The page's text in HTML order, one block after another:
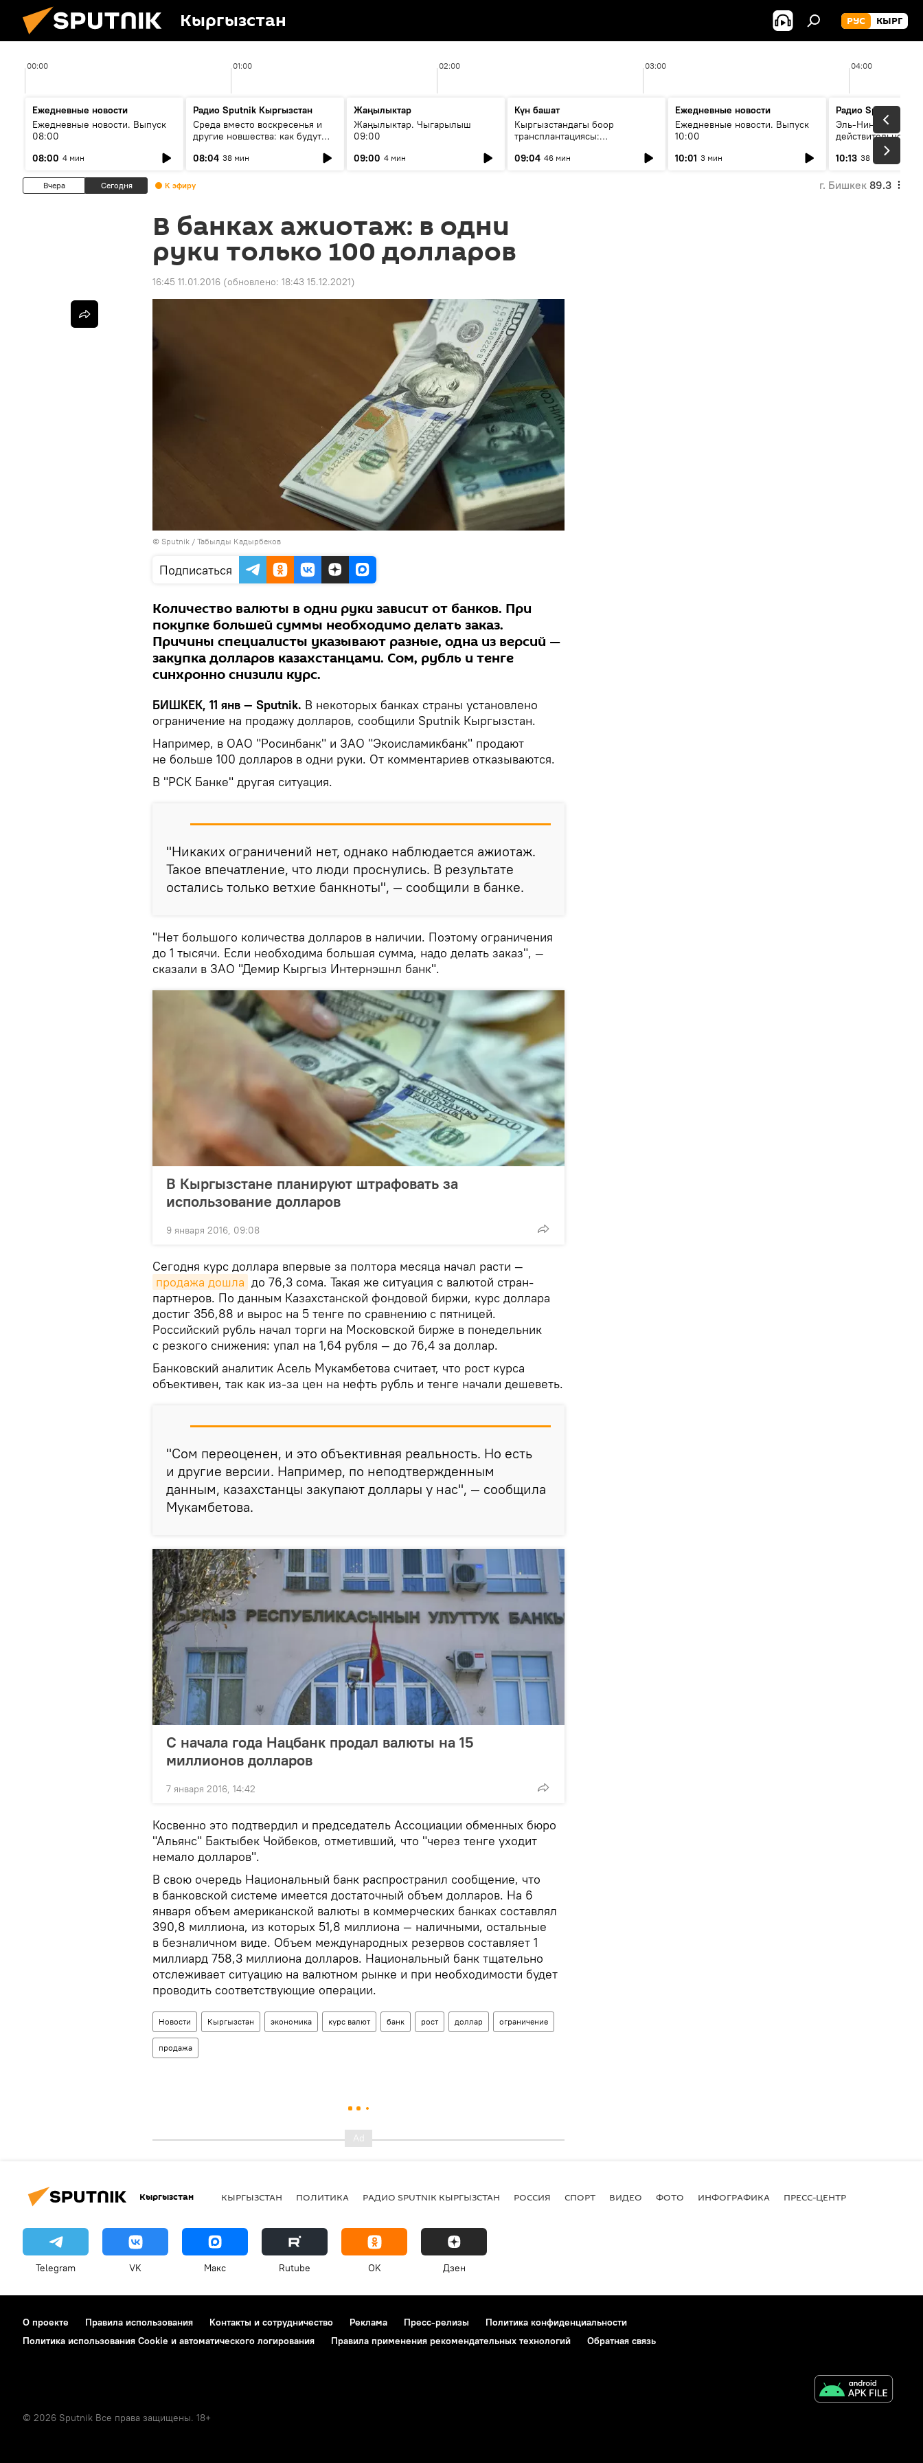
Кыргызстан РУС КЫРГ
00:00 01:00 02:00 03:00 04:00
Ежедневные новости
Ежедневные новости. Выпуск
08:00
08:00 4 мин
Радио Sputnik Кыргызстан
Среда вместо воскресенья и
другие новшества: как будут
08:04 38 мин
Жаңылыктар
Жаңылыктар. Чыгарылыш
09:00
09:00 4 мин
Күн башат
Кыргызстандагы боор
трансплантациясы:
келечеги
09:04 46 мин
Ежедневные новости
Ежедневные новости. Выпуск
10:00
10:01 3 мин
Радио Sputnik
Эль-Ниньо, жара и
действительно
погоду в
10:13 38 мин
Вчера Сегодня К эфиру г. Бишкек 89.3
В банках ажиотаж: в одни
руки только 100 долларов
16:45 11.01.2016 (обновлено: 18:43 15.12.2021)
© Sputnik / Табылды Кадырбеков
Подписаться
Количество валюты в одни руки зависит от банков. При
покупке большей суммы необходимо делать заказ.
Причины специалисты указывают разные, одна из версий —
закупка долларов казахстанцами. Сом, рубль и тенге
синхронно снизили курс.
БИШКЕК, 11 янв — Sputnik. В некоторых банках страны установлено
ограничение на продажу долларов, сообщили Sputnik Кыргызстан.
Например, в ОАО "Росинбанк" и ЗАО "Экоисламикбанк" продают
не больше 100 долларов в одни руки. От комментариев отказываются.
В "РСК Банке" другая ситуация.
"Никаких ограничений нет, однако наблюдается ажиотаж.
Такое впечатление, что люди проснулись. В результате
остались только ветхие банкноты", — сообщили в банке.
"Нет большого количества долларов в наличии. Поэтому ограничения
до 1 тысячи. Если необходима большая сумма, надо делать заказ", —
сказали в ЗАО "Демир Кыргыз Интернэшнл банк".
В Кыргызстане планируют штрафовать за
использование долларов
9 января 2016, 09:08
Сегодня курс доллара впервые за полтора месяца начал расти —
продажа дошла до 76,3 сома. Такая же ситуация с валютой стран-
партнеров. По данным Казахстанской фондовой биржи, курс доллара
достиг 356,88 и вырос на 5 тенге по сравнению с пятницей.
Российский рубль начал торги на Московской бирже в понедельник
с резкого снижения: упал на 1,64 рубля — до 76,4 за доллар.
Банковский аналитик Асель Мукамбетова считает, что рост курса
объективен, так как из-за цен на нефть рубль и тенге начали дешеветь.
"Сом переоценен, и это объективная реальность. Но есть
и другие версии. Например, по неподтвержденным
данным, казахстанцы закупают доллары у нас", — сообщила
Мукамбетова.
С начала года Нацбанк продал валюты на 15
миллионов долларов
7 января 2016, 14:42
Косвенно это подтвердил и председатель Ассоциации обменных бюро
"Альянс" Бактыбек Чойбеков, отметивший, что "через тенге уходит
немало долларов".
В свою очередь Национальный банк распространил сообщение, что
в банковской системе имеется достаточный объем долларов. На 6
января объем американской валюты в коммерческих банках составлял
390,8 миллиона, из которых 51,8 миллиона — наличными, остальные
в безналичном виде. Объем международных резервов составляет 1
миллиард 758,3 миллиона долларов. Национальный банк тщательно
отслеживает ситуацию на валютном рынке и при необходимости будет
проводить соответствующие операции.
Новости Кыргызстан экономика курс валют банк рост доллар ограничение
продажа
Кыргызстан КЫРГЫЗСТАН ПОЛИТИКА РАДИО SPUTNIK КЫРГЫЗСТАН РОССИЯ СПОРТ ВИДЕО ФОТО ИНФОГРАФИКА ПРЕСС-ЦЕНТР
Telegram VK Макс Rutube OK Дзен
О проекте Правила использования Контакты и сотрудничество Реклама Пресс-релизы
Политика конфиденциальности
Политика использования Cookie и автоматического логирования
Правила применения рекомендательных технологий Обратная связь
© 2026 Sputnik Все права защищены. 18+